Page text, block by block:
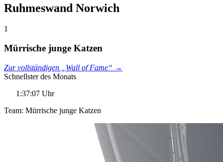
Ruhmeswand Norwich
1
Mürrische junge Katzen
Zur vollständigen „Wall of Fame“ →
Schnellster des Monats
1:37:07 Uhr
Team: Mürrische junge Katzen